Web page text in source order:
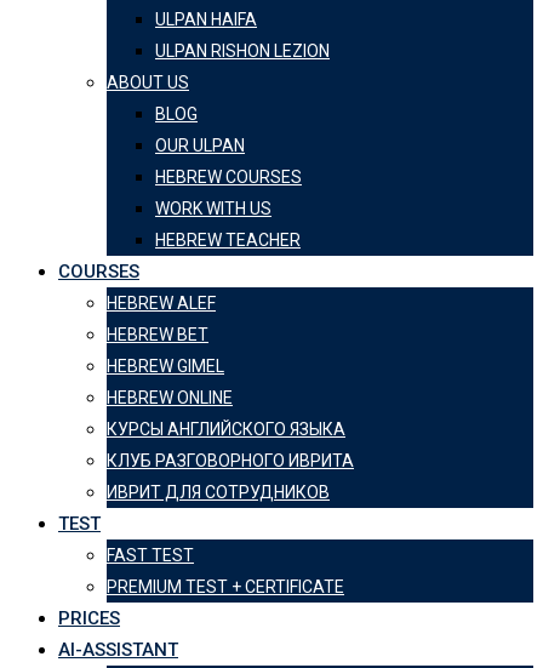
ULPAN HAIFA
ULPAN RISHON LEZION
ABOUT US
BLOG
OUR ULPAN
HEBREW COURSES
WORK WITH US
HEBREW TEACHER
COURSES
HEBREW ALEF
HEBREW BET
HEBREW GIMEL
HEBREW ONLINE
КУРСЫ АНГЛИЙСКОГО ЯЗЫКА
КЛУБ РАЗГОВОРНОГО ИВРИТА
ИВРИТ ДЛЯ СОТРУДНИКОВ
TEST
FAST TEST
PREMIUM TEST + CERTIFICATE
PRICES
AI-ASSISTANT